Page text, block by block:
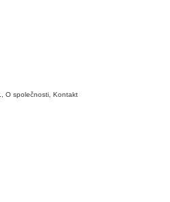
O společnosti Kontakt